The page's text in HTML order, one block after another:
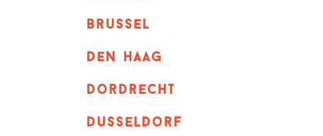
Brussel
Den haag
dordrecht
dusseldorf